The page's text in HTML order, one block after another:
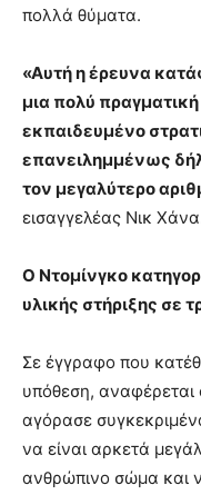
πολλά θύματα.
«Αυτή η έρευνα
μια πολύ
εκπαιδευμένο
επανειλημμένως
τον μεγαλύτερο
εισαγγελέας Νικ
Ο Ντομίνγκο
υλικής στήριξης σε
Σε έγγραφο που
υπόθεση, αναφέρεται
αγόρασε
να είναι αρκετά
ανθρώπινο σώμα και